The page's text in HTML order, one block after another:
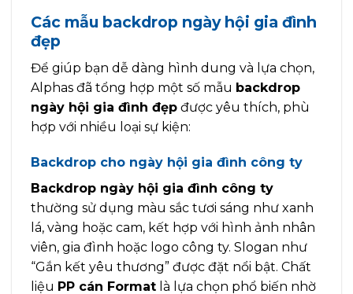
Các mẫu backdrop ngày hội gia đình
đẹp
Để giúp bạn dễ dàng hình dung và lựa chọn,
Alphas đã tổng hợp một số mẫu backdrop
ngày hội gia đình đẹp được yêu thích, phù
hợp với nhiều loại sự kiện:
Backdrop cho ngày hội gia đình công ty
Backdrop ngày hội gia đình công ty
thường sử dụng màu sắc tươi sáng như xanh
lá, vàng hoặc cam, kết hợp với hình ảnh nhân
viên, gia đình hoặc logo công ty. Slogan như
“Gắn kết yêu thương” được đặt nổi bật. Chất
liệu PP cán Format là lựa chọn phổ biến nhờ